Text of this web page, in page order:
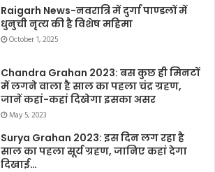
Raigarh News-नवरात्रि में दुर्गा पाण्डलों में
धुनुची नृत्य की है विशेष महिमा
October 1, 2025
Chandra Grahan 2023: बस कुछ ही मिनटों
में लगने वाला है साल का पहला चंद्र ग्रहण,
जानें कहां-कहां दिखेगा इसका असर
May 5, 2023
Surya Grahan 2023: इस दिन लग रहा है
साल का पहला सूर्य ग्रहण, जानिए कहां देगा
दिखाई…